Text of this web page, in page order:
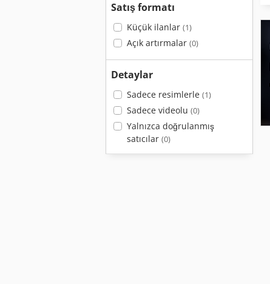
Satış formatı
Küçük ilanlar (1)
Açık artırmalar (0)
Detaylar
Sadece resimlerle (1)
Sadece videolu (0)
Yalnızca doğrulanmış
satıcılar (0)